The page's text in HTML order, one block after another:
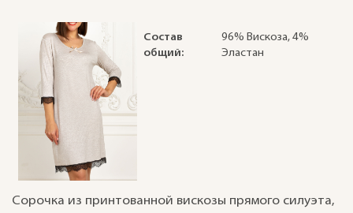
Состав
общий:
96% Вискоза, 4%
Эластан
Сорочка из принтованной вискозы прямого силуэта,